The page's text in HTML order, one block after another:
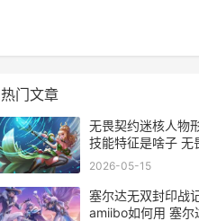
热门文章
无畏契约迷核人物
技能特征是啥子 无
人物
2026-05-15
塞尔达无双封印战
amiibo如何用 塞尔